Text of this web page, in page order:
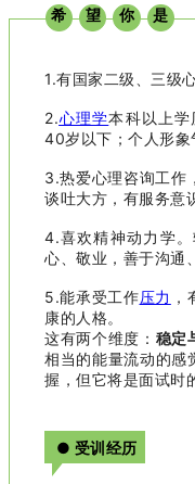
希 望 你 是
1.有国家二级、三级
2.心理学本科以上
40岁以下；个人形象
3.热爱心理咨询工作
谈吐大方，有服务意
4.喜欢精神动力学
心、敬业，善于沟通
5.能承受工作压力 ，
康的人格。
这有两个维度： 稳定
相当的能量流动的感
握，但它将是面试时
● 受训经历